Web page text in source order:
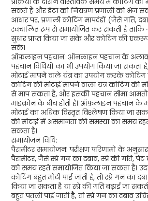
सकते हैं और डेटा को नियंत्रण प्रणाली को भेज
आधार पर, प्रणाली कोटिंग मापदंडों (जैसे गति,
स्वचालित रूप से समायोजित कर सकती है ताकि
सुधार प्राप्त किया जा सके और कोटिंग की
सके।
ऑफ़लाइन पहचान: ऑनलाइन पहचान के
पहचान विधियों का भी उपयोग किया जा
मोटाई मापने वाले यंत्र का उपयोग करके
कोटिंग की मोटाई मापने वाला यंत्र कोटिंग की
से माप सकता है, और इसकी पहचान सीमा
माइक्रोन के बीच होती है। ऑफ़लाइन पहचान के
मोटाई का अधिक विस्तृत विश्लेषण किया जा
की मोटाई में असमानता की समस्या का समय
सकता है।
समायोजन विधि:
पैरामीटर समायोजन: परीक्षण परिणामों के
पैरामीटर, जैसे स्प्रे गन का दबाव, स्प्रे की गति,
को समय रहते समायोजित किया जा सकता है।
कोटिंग बहुत मोटी पाई जाती है, तो स्प्रे गन का
किया जा सकता है या स्प्रे की गति बढ़ाई जा
बहुत पतली पाई जाती है, तो स्प्रे गन का दबाव